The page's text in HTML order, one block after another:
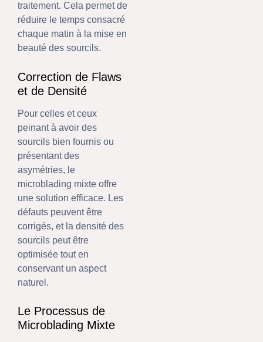
traitement. Cela permet de
réduire le temps consacré
chaque matin à la mise en
beauté des sourcils.
Correction de Flaws
et de Densité
Pour celles et ceux
peinant à avoir des
sourcils bien fournis ou
présentant des
asymétries, le
microblading mixte offre
une solution efficace. Les
défauts peuvent être
corrigés, et la densité des
sourcils peut être
optimisée tout en
conservant un aspect
naturel.
Le Processus de
Microblading Mixte